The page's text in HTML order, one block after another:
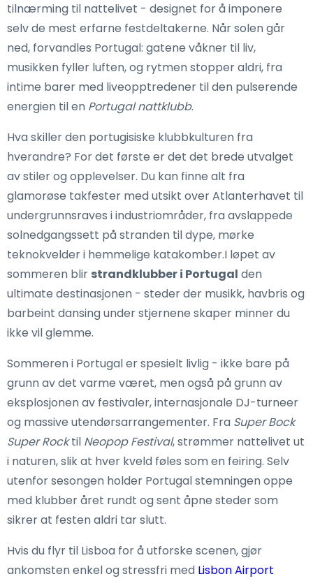
tilnærming til nattelivet - designet for å imponere
selv de mest erfarne festdeltakerne. Når solen går
ned, forvandles Portugal: gatene våkner til liv,
musikken fyller luften, og rytmen stopper aldri, fra
intime barer med liveopptredener til den pulserende
energien til en Portugal nattklubb.
Hva skiller den portugisiske klubbkulturen fra
hverandre? For det første er det det brede utvalget
av stiler og opplevelser. Du kan finne alt fra
glamorøse takfester med utsikt over Atlanterhavet til
undergrunnsraves i industriområder, fra avslappede
solnedgangssett på stranden til dype, mørke
teknokvelder i hemmelige katakomber.I løpet av
sommeren blir strandklubber i Portugal den
ultimate destinasjonen - steder der musikk, havbris og
barbeint dansing under stjernene skaper minner du
ikke vil glemme.
Sommeren i Portugal er spesielt livlig - ikke bare på
grunn av det varme været, men også på grunn av
eksplosjonen av festivaler, internasjonale DJ-turneer
og massive utendørsarrangementer. Fra Super Bock
Super Rocktil Neopop Festival, strømmer nattelivet ut
i naturen, slik at hver kveld føles som en feiring. Selv
utenfor sesongen holder Portugal stemningen oppe
med klubber året rundt og sent åpne steder som
sikrer at festen aldri tar slutt.
Hvis du flyr til Lisboa for å utforske scenen, gjør
ankomsten enkel og stressfri med Lisbon Airport